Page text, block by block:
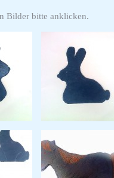
Bilder bitte anklicken.